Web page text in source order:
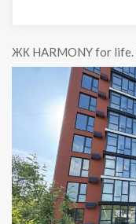
ЖК HARMONY for life.